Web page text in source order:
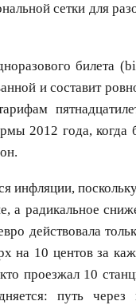
сетки для
билета
и составит
2012 года, когда
инфляции,
а радикальное
действовала
на 10 центов за
проезжал 10
путь через